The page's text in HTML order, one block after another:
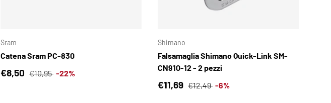
Sram
Catena Sram PC-830
Prezzo di vendita
€8,50 Prezzo normale
€10,95 -22%
Shimano
Falsamaglia Shimano Quick-Link SM-
CN910-12 - 2 pezzi
Prezzo di vendita
€11,69 Prezzo normale
€12,49 -6%